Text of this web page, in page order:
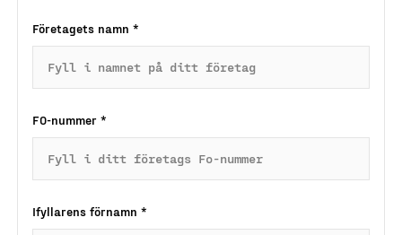
Företagets namn *
FO-nummer *
Ifyllarens förnamn *